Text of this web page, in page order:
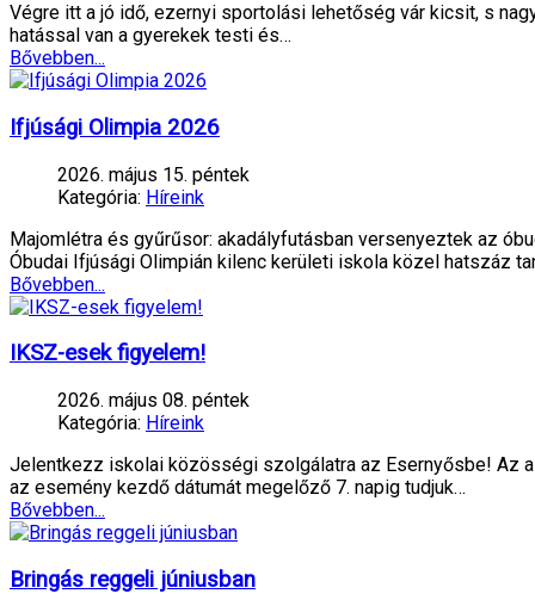
Végre itt a jó idő, ezernyi sportolási lehetőség vár kicsit, s
hatással van a gyerekek testi és…
Bővebben...
Ifjúsági Olimpia 2026
2026. május 15. péntek
Kategória: Híreink
Majomlétra és gyűrűsor: akadályfutásban versenyeztek az
Óbudai Ifjúsági Olimpián kilenc kerületi iskola közel hatszáz
Bővebben...
IKSZ-esek figyelem!
2026. május 08. péntek
Kategória: Híreink
Jelentkezz iskolai közösségi szolgálatra az Esernyősbe! Az
az esemény kezdő dátumát megelőző 7. napig tudjuk…
Bővebben...
Bringás reggeli júniusban